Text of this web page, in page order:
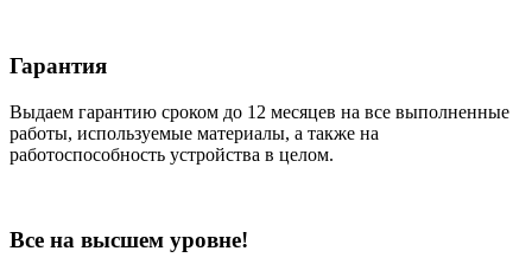
Гарантия
Выдаем гарантию сроком до 12 месяцев на все выполненные
работы, используемые материалы, а также на
работоспособность устройства в целом.
Все на высшем уровне!